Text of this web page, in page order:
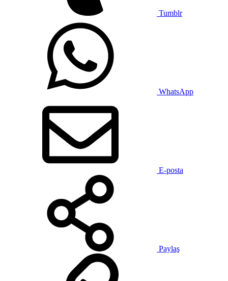
Tumblr
WhatsApp
E-posta
Paylaş